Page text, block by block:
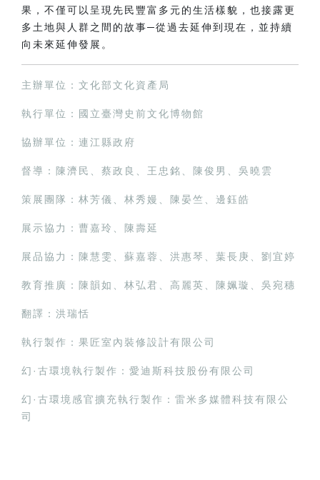
果，不僅可以呈現先民豐富多元的生活樣貌，也接露更
多土地與人群之間的故事─從過去延伸到現在，並持續
向未來延伸發展。
主辦單位：文化部文化資產局
執行單位：國立臺灣史前文化博物館
協辦單位：連江縣政府
督導：陳濟民、蔡政良、王忠銘、陳俊男、吳曉雲
策展團隊：林芳儀、林秀嫚、陳晏竺、邊鈺皓
展示協力：曹嘉玲、陳壽延
展品協力：陳慧雯、蘇嘉蓉、洪惠琴、葉長庚、劉宜婷
教育推廣：陳韻如、林弘君、高麗英、陳姵璇、吳宛穗
翻譯：洪瑞恬
執行製作：果匠室內裝修設計有限公司
幻·古環境執行製作：愛迪斯科技股份有限公司
幻·古環境感官擴充執行製作：雷米多媒體科技有限公
司